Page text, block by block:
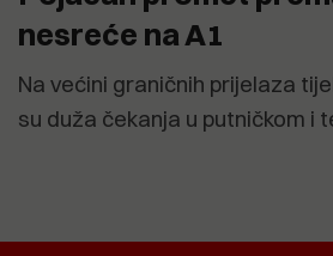
nesreće na A1
Na većini graničnih prijelaza
su duža čekanja u putničkom i